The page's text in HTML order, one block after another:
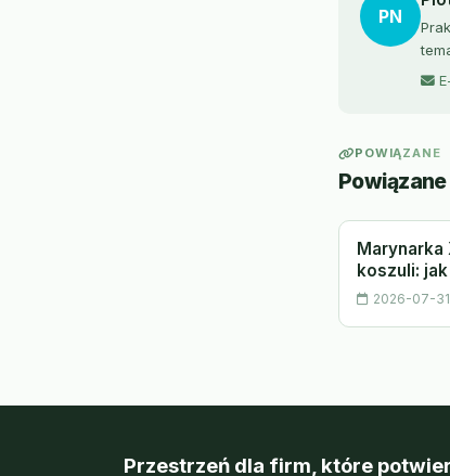
PN
POWIĄZANE
Marynarka
koszuli:
2026-07-31
Przestrzeń dla firm, które